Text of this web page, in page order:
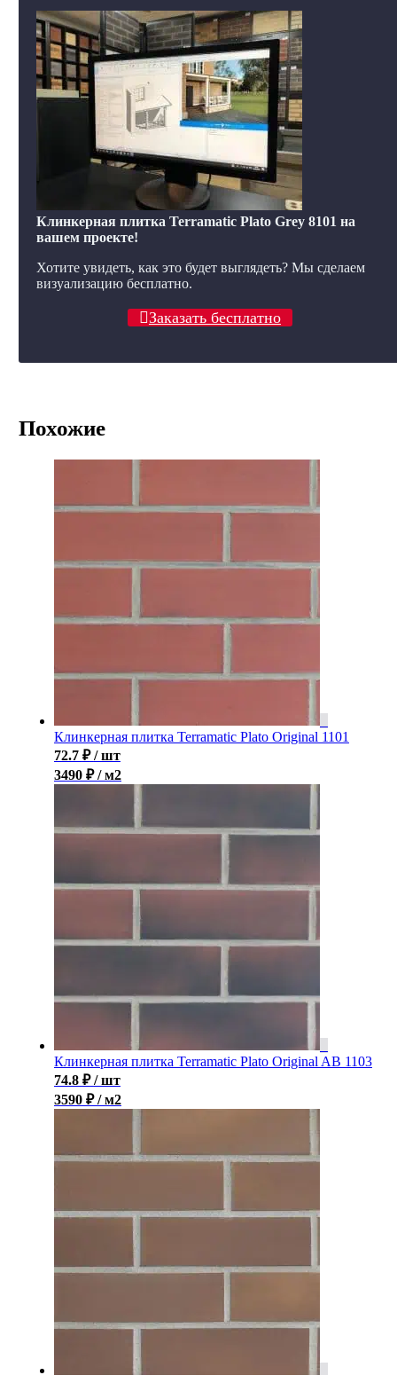
Клинкерная плитка Terramatic Plato Grey 8101 на
вашем проекте!
Хотите увидеть, как это будет выглядеть? Мы сделаем
визуализацию бесплатно.
Заказать бесплатно
Похожие
Клинкерная плитка Terramatic Plato Original 1101
72.7 ₽ / шт
3490 ₽ / м2
Клинкерная плитка Terramatic Plato Original AB 1103
74.8 ₽ / шт
3590 ₽ / м2